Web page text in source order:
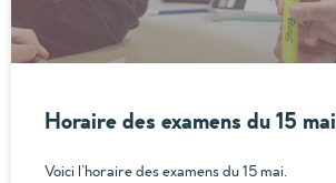
Horaire des examens du 15 mai
Voici l’horaire des examens du 15 mai.